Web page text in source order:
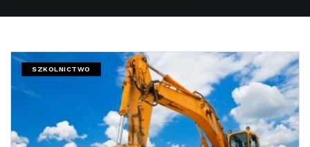
SZKOLNICTWO